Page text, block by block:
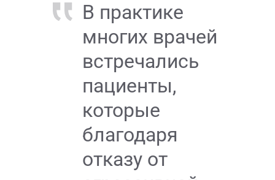
В практике
многих врачей
встречались
пациенты,
которые
благодаря
отказу от